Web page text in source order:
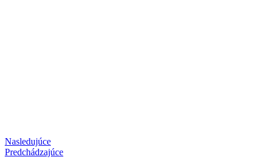
Nasledujúce
Predchádzajúce